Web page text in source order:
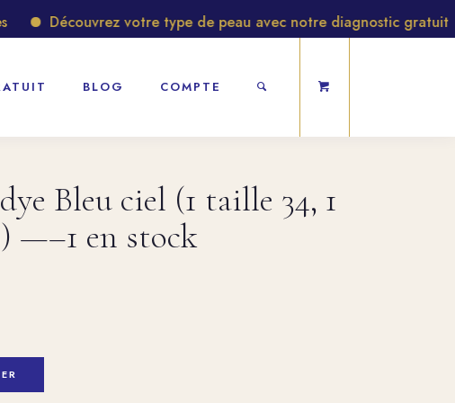
Découvrez votre type de peau avec notre diagnostic gratuit
BLOG COMPTE
Bleu ciel (1 taille 34, 1
—–1 en stock